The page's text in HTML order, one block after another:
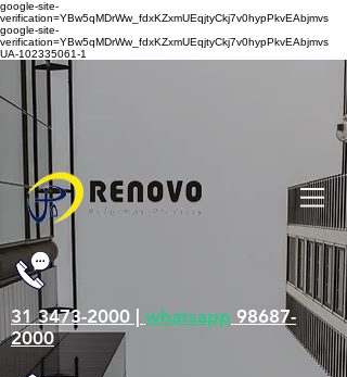
google-site-
verification=YBw5qMDrWw_fdxKZxmUEqjtyCkj7v0hypPkvEAbjmvs
google-site-
verification=YBw5qMDrWw_fdxKZxmUEqjtyCkj7v0hypPkvEAbjmvs
UA-102335061-1
31 3473-2000 | whatsapp 98687-
2000